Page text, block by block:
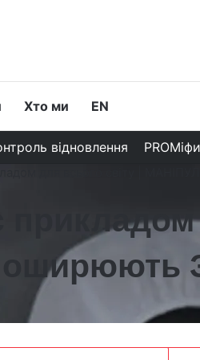
Хто ми EN
відновлення PROМіфи
для всього світу |